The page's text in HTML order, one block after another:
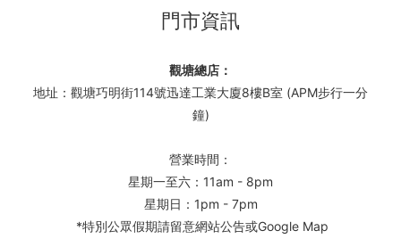
門市資訊
觀塘總店：
地址：觀塘巧明街114號迅達工業大廈8樓B室 (APM步行一分
鐘)
營業時間：
星期一至六：11am - 8pm
星期日：1pm - 7pm
*特別公眾假期請留意網站公告或Google Map